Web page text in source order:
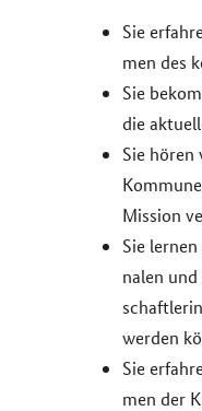
Sie
men des
Sie
die
Sie
Mis­si­on
Sie
na­len
wer­den
Sie
men der